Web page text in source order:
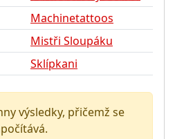
Machinetattoos
Mistři Sloupáku
Sklípkani
výsledky, přičemž se